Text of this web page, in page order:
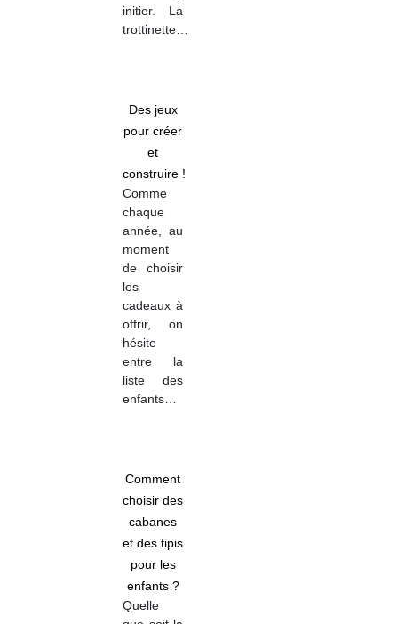
initier. La
trottinette…
Des jeux
pour créer
et
construire !
Comme
chaque
année, au
moment
de choisir
les
cadeaux à
offrir, on
hésite
entre la
liste des
enfants…
Comment
choisir des
cabanes
et des tipis
pour les
enfants ?
Quelle